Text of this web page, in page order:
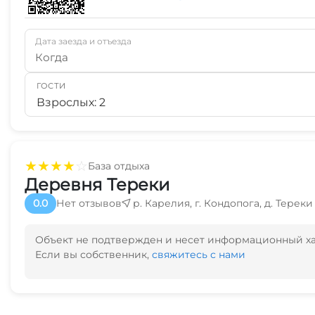
★★★★☆База отдыха
Деревня Тереки
0.0 Нет отзывов р. Карелия, г. Кондопога, д. Тереки
Объект не подтвержден и несет информационный
Если вы собственник, свяжитесь с нами
Дата заезда и отъезда
Когда
ГОСТИ
Взрослых: 2